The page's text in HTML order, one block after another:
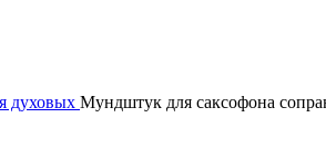
духовых Мундштук для саксофона